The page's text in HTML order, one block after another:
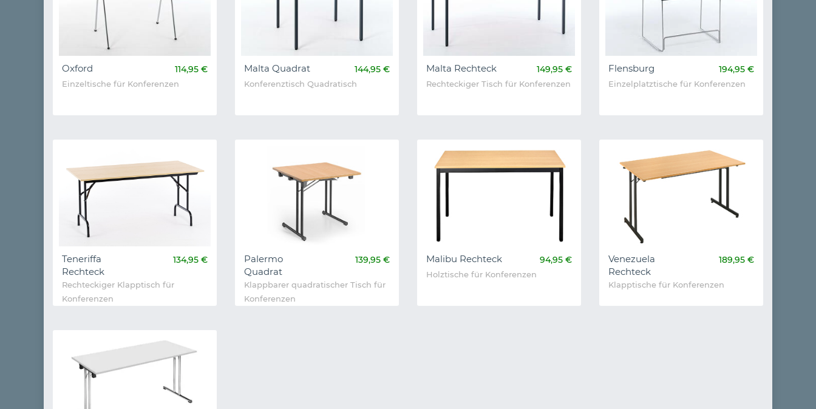
Oxford 114,95 €
Einzeltische für Konferenzen
Malta Quadrat 144,95 €
Konferenztisch Quadratisch
Malta Rechteck 149,95 €
Rechteckiger Tisch für Konferenzen
Flensburg 194,95 €
Einzelplatztische für Konferenzen
Teneriffa
Rechteck
134,95 €
Rechteckiger Klapptisch für
Konferenzen
Palermo
Quadrat
139,95 €
Klappbarer quadratischer Tisch für
Konferenzen
Malibu Rechteck 94,95 €
Holztische für Konferenzen
Venezuela
Rechteck
189,95 €
Klapptische für Konferenzen